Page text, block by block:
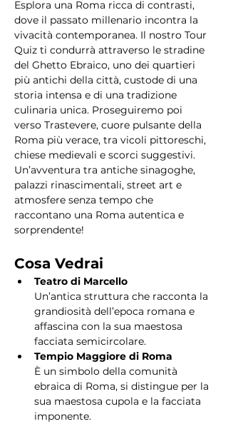
Esplora una Roma ricca di contrasti,
dove il passato millenario incontra la
vivacità contemporanea. Il nostro Tour
Quiz ti condurrà attraverso le stradine
del Ghetto Ebraico, uno dei quartieri
più antichi della città, custode di una
storia intensa e di una tradizione
culinaria unica. Proseguiremo poi
verso Trastevere, cuore pulsante della
Roma più verace, tra vicoli pittoreschi,
chiese medievali e scorci suggestivi.
Un’avventura tra antiche sinagoghe,
palazzi rinascimentali, street art e
atmosfere senza tempo che
raccontano una Roma autentica e
sorprendente!
Cosa Vedrai
Teatro di Marcello
Un’antica struttura che racconta la
grandiosità dell’epoca romana e
affascina con la sua maestosa
facciata semicircolare.
Tempio Maggiore di Roma
È un simbolo della comunità
ebraica di Roma, si distingue per la
sua maestosa cupola e la facciata
imponente.